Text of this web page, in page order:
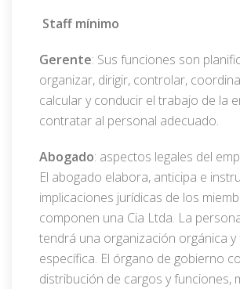
Staff mínimo
Gerente: Sus funciones son
organizar, dirigir, controlar,
calcular y conducir el trabajo de la
contratar al personal adecuado.
Abogado: aspectos legales del
El abogado elabora, anticipa e
implicaciones jurídicas de los
componen una Cia Ltda. La
tendrá una organización orgánica y
específica. El órgano de gobierno
distribución de cargos y funciones,